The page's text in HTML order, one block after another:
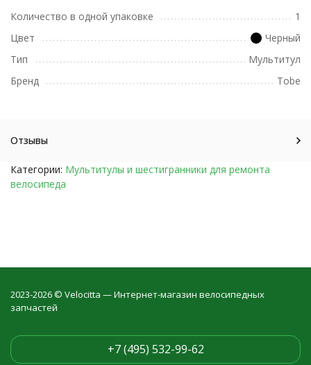
Количество в одной упаковке
1
Цвет
Черный
Тип
Мультитул
Бренд
Tobe
Отзывы
Категории: Мультитулы и шестигранники для ремонта
велосипеда
2023-2026 © Velocitta — Интернет-магазин велосипедных
запчастей
+7 (495) 532-99-62